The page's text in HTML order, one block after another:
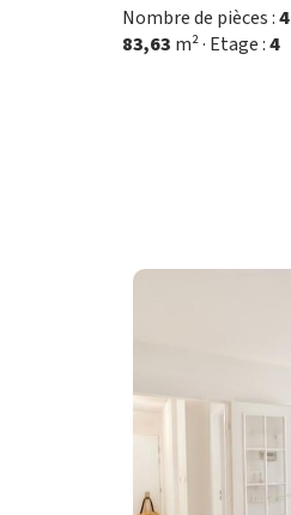
Nombre de pièces :4
83,63 m² · Etage :4